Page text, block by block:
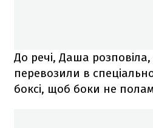
До речі, Даша
перевозили в
боксі, щоб боки не